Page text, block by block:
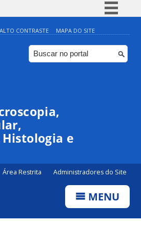
Simplifique!
Comunica BR
Participe
ALTO CONTRASTE MAPA DO SITE
e
Área Restrita Administradores do Site
MENU